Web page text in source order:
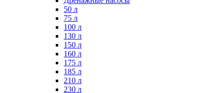
50 л
75 л
100 л
130 л
150 л
160 л
175 л
185 л
210 л
230 л